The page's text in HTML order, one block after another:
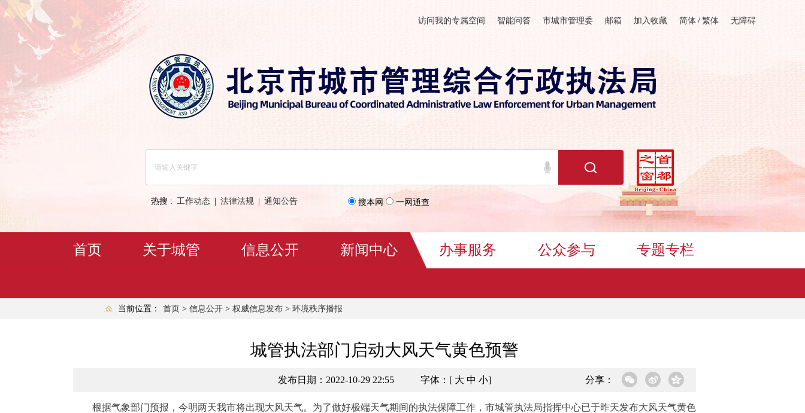
访问我的专属空间 智能问答 市城市管理委 邮箱 加入收藏 简体 / 繁体 无障碍
搜本网 一网通查
热搜 : 工作动态 法律法规 通知公告
首页 关于城管 信息公开 新闻中心 办事服务 公众参与 专题专栏
当前位置： 首页 > 信息公开 > 权威信息发布 > 环境秩序播报
城管执法部门启动大风天气黄色预警
发布日期：2022-10-29 22:55 字体：[ 大 中 小] 分享：
根据气象部门预报，今明两天我市将出现大风天气。为了做好极端天气期间的执法保障工作，市城管执法局指挥中心已于昨天发布大风天气黄色